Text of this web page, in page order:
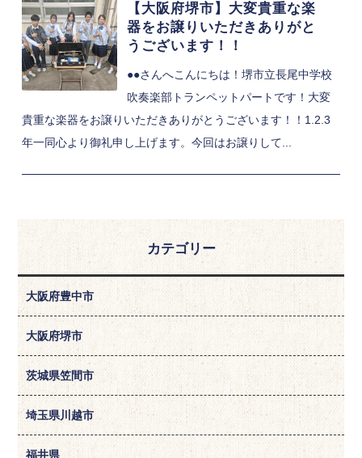
【大阪府堺市】大変貴重な楽
器をお譲りいただきありがと
うございます！！
●●さんへこんにちは！堺市立長尾中学校
吹奏楽部トランペットパートです！大変
貴重な楽器をお譲りいただきありがとうございます！！1.2.3
年一同心より御礼申し上げます。今回はお譲りして...
カテゴリー
大阪府豊中市
大阪府堺市
茨城県笠間市
埼玉県川越市
福井県